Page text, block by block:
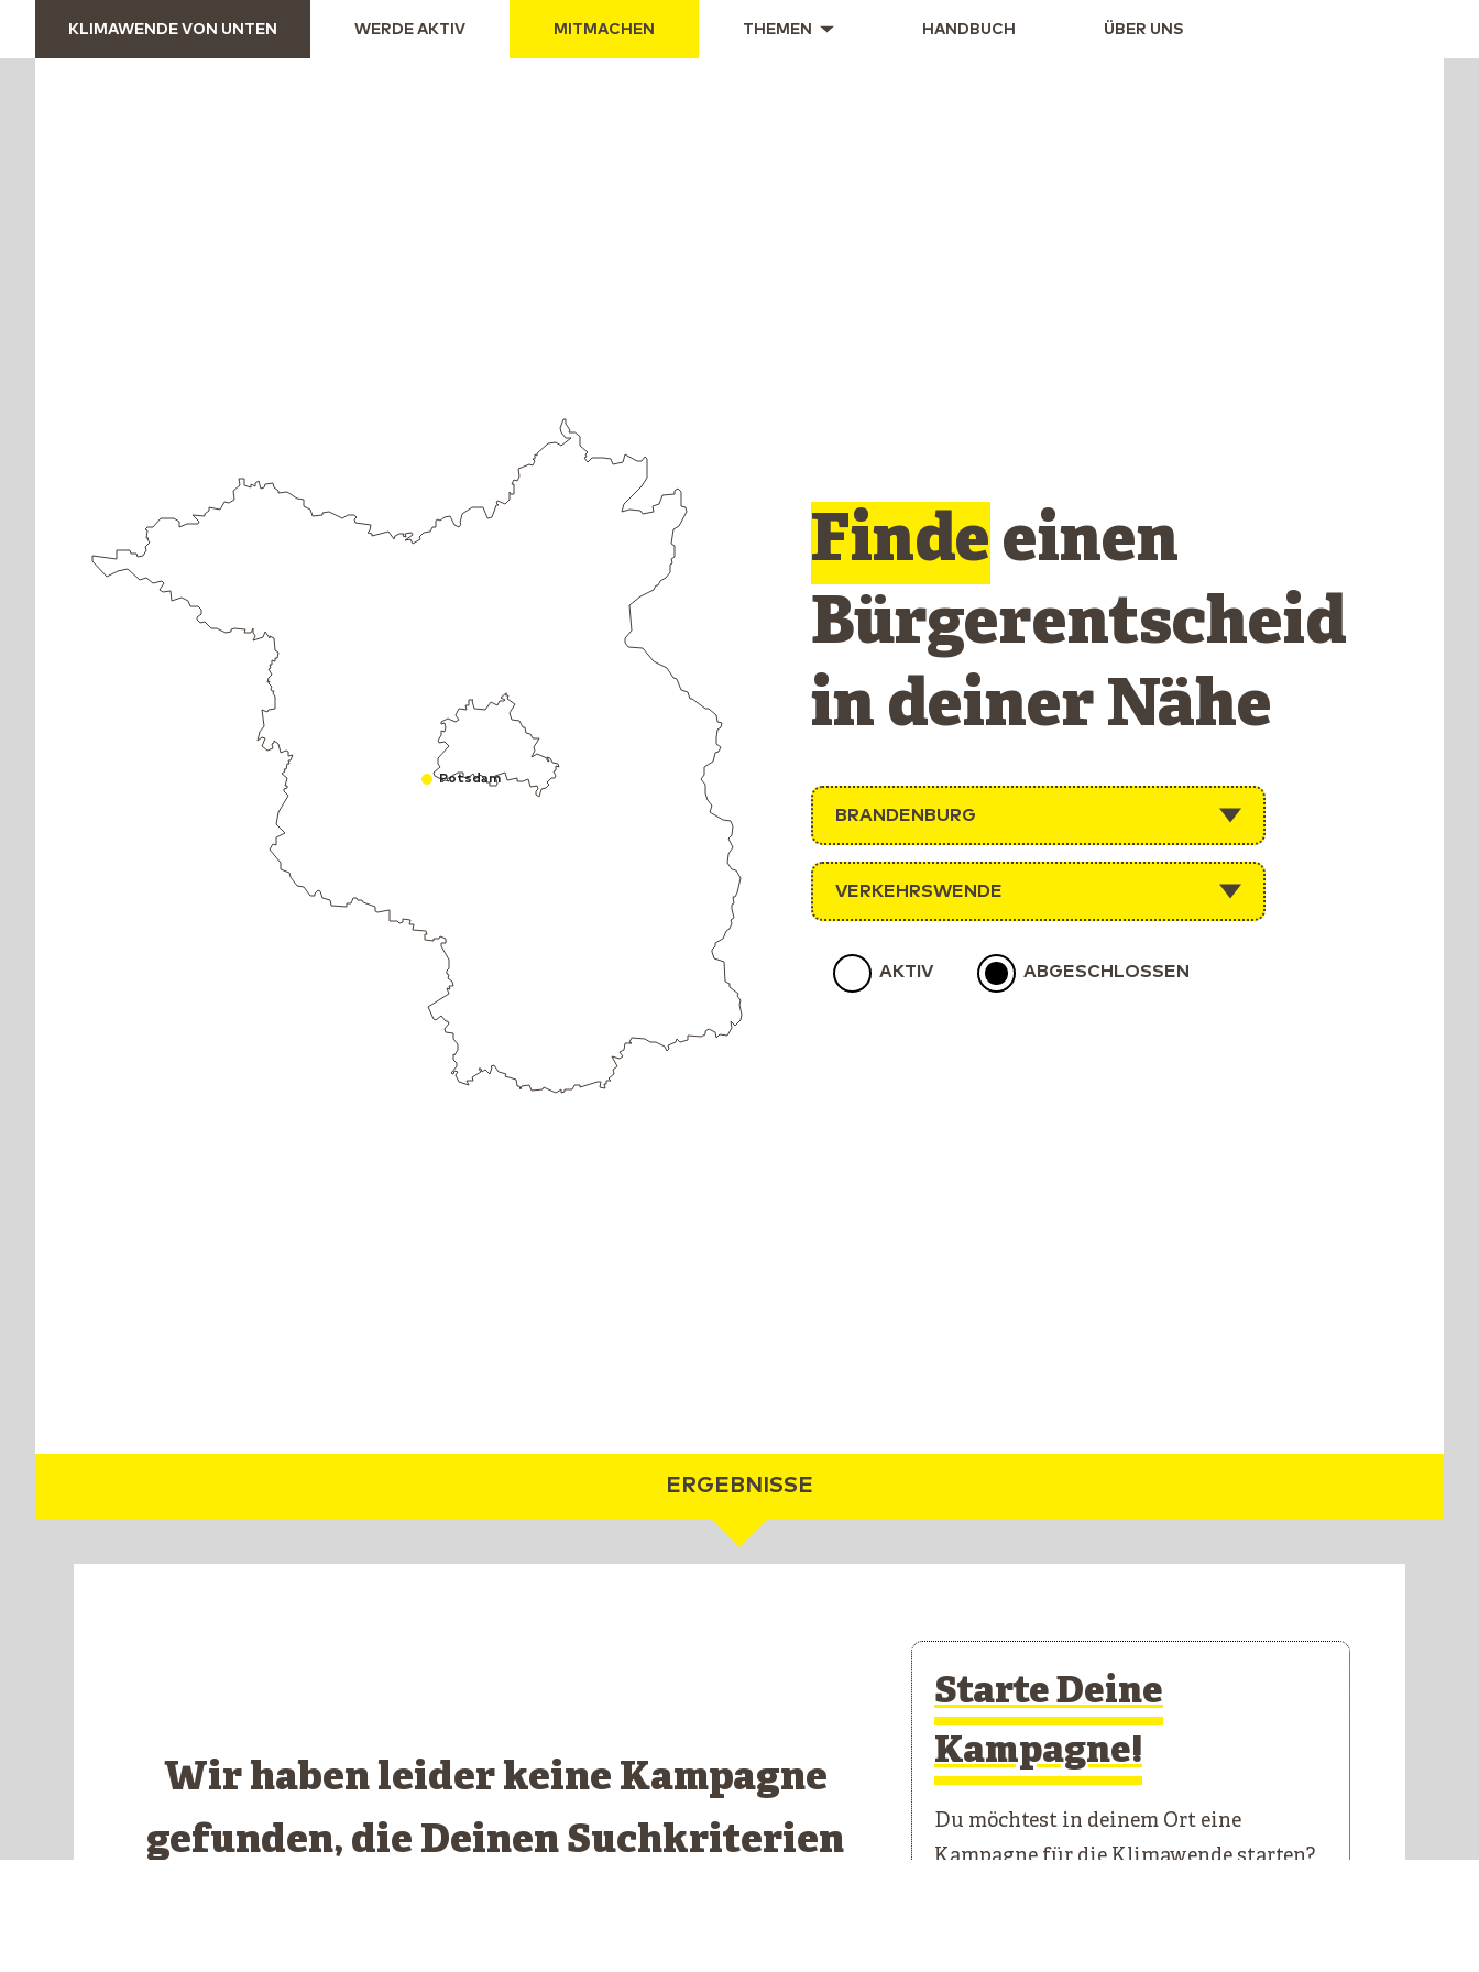
KLIMAWENDE VON UNTEN WERDE AKTIV MITMACHEN THEMEN HANDBUCH ÜBER UNS
Potsdam
Findeeinen
Bürgerentscheid
in deiner Nähe
BRANDENBURG
VERKEHRSWENDE
AKTIV ABGESCHLOSSEN
ERGEBNISSE
Wir haben leider keine Kampagne
gefunden, die Deinen Suchkriterien
Starte Deine
Kampagne!
Du möchtest in deinem Ort eine
Kampagne für die Klimawende starten?